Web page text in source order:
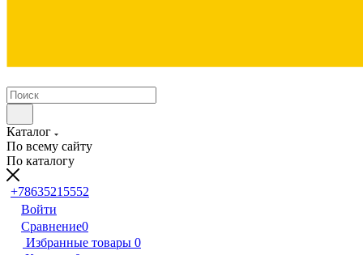
Каталог
По всему сайту
По каталогу
+78635215552
Войти
Сравнение0
Избранные товары 0